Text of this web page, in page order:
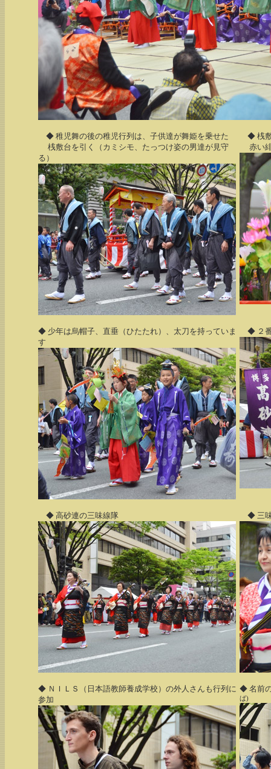
◆ 稚児舞の後の稚児行列は、子供達が舞姫を乗せた
桟敷台を引く（カミシモ、たっつけ姿の男達が見守
る）
◆ 桟敷
赤い緋
◆ 少年は烏帽子、直垂（ひたたれ）、太刀を持っていま
す
◆ ２番
◆ 高砂連の三味線隊 ◆ 三味
◆ ＮＩＬＳ（日本語教師養成学校）の外人さんも行列に
参加
◆ 名前
ば)